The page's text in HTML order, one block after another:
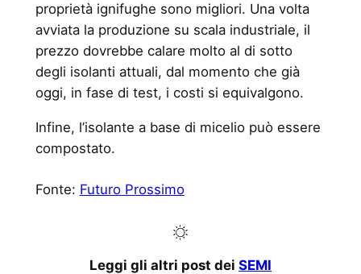
proprietà ignifughe sono migliori. Una volta
avviata la produzione su scala industriale, il
prezzo dovrebbe calare molto al di sotto
degli isolanti attuali, dal momento che già
oggi, in fase di test, i costi si equivalgono.
Infine, l’isolante a base di micelio può essere
compostato.
Fonte: Futuro Prossimo
Leggi gli altri post dei SEMI